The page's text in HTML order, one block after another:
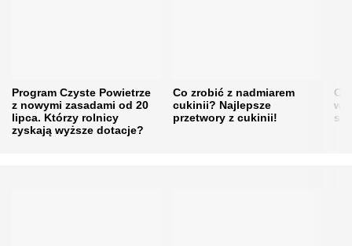
Program Czyste Powietrze
z nowymi zasadami od 20
lipca. Którzy rolnicy
zyskają wyższe dotacje?
Co zrobić z nadmiarem
cukinii? Najlepsze
przetwory z cukinii!
w